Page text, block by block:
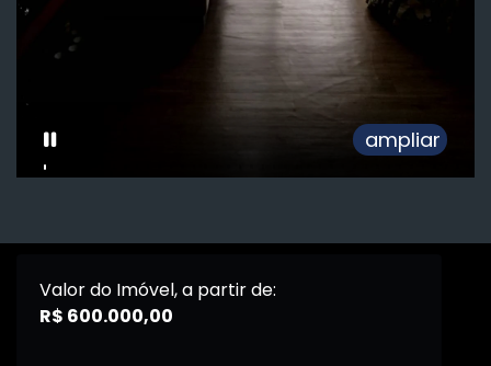
ampliar
Valor do Imóvel, a partir de:
R$ 600.000,00